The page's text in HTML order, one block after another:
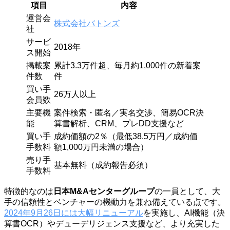
項目
内容
運営会
社
株式会社バトンズ
サービ
ス開始
2018年
掲載案
件数
累計3.3万件超、毎月約1,000件の新着案
件
買い手
会員数
26万人以上
主要機
能
案件検索・匿名／実名交渉、簡易OCR決
算書解析、CRM、プレDD支援など
買い手
手数料
成約価額の2％（最低38.5万円／成約価
額1,000万円未満の場合）
売り手
手数料
基本無料（成約報告必須）
特徴的なのは 日本M&Aセンターグループの一員として、大
手の信頼性とベンチャーの機動力を兼ね備えている点です。
2024年9月26日には大幅リニューアルを実施し、AI機能（決
算書OCR）やデューデリジェンス支援など、より充実した